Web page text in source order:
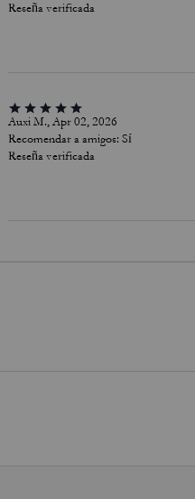
Reseña verificada
Auxi M., Apr 02, 2026
Recomendar a amigos: Sí
Reseña verificada